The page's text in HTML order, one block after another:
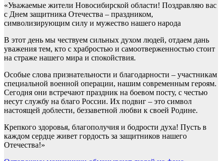
«Уважаемые жители Новосибирской области! Поздравляю вас
с Днем защитника Отечества – праздником,
символизирующим силу и мужество нашего народа
В этот день мы чествуем сильных духом людей, отдаем дань
уважения тем, кто с храбростью и самоотверженностью стоит
на страже нашего мира и спокойствия.
Особые слова признательности и благодарности – участникам
специальной военной операции, нашим современным героям.
Сегодня они встречают праздник на боевом посту, с честью
несут службу на благо России. Их подвиг – это символ
настоящей доблести, беззаветной любви к своей Родине.
Крепкого здоровья, благополучия и бодрости духа! Пусть в
каждом сердце живет гордость за защитников нашего
Отечества!»